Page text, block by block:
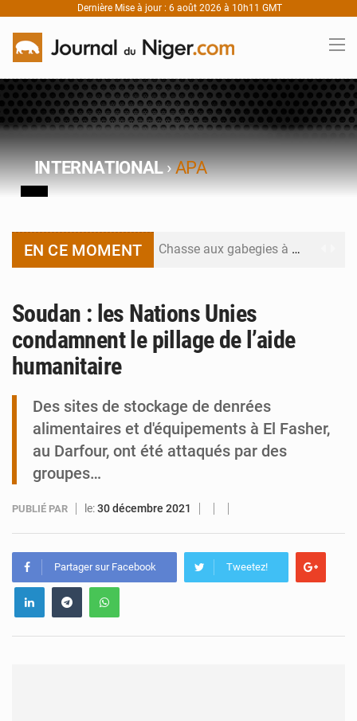
Dernière Mise à jour : 6 août 2026 à 10h11 GMT
INTERNATIONAL›APA
EN CE MOMENT Chasse aux gabegies à Niamey : 74 milliards de FCFA recouvrés par la COLDEFF
Soudan : les Nations Unies
condamnent le pillage de l’aide
humanitaire
Des sites de stockage de denrées
alimentaires et d'équipements à El Fasher,
au Darfour, ont été attaqués par des
groupes…
PUBLIÉ PAR le:30 décembre 2021
Partager sur Facebook Tweetez!